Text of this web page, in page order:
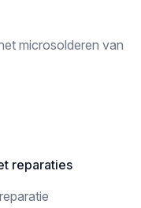
microsolderen van
reparaties